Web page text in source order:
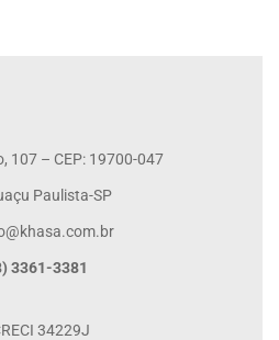
107 – CEP: 19700-047
Paulista-SP
3361-3381
34229J